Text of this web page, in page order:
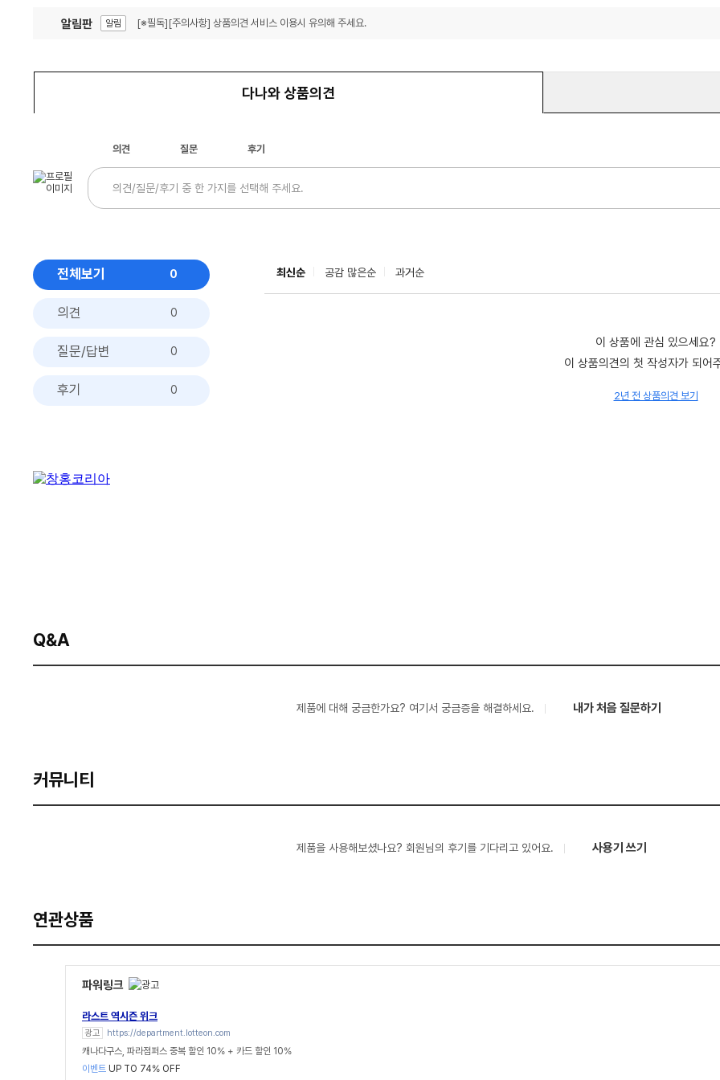
알림판 알림 [※필독][주의사항] 상품의견 서비스 이용시 유의해 주세요.
다나와 상품의견
의견 질문 후기
전체보기 0
의견 0
질문/답변 0
후기 0
최신순 공감 많은순 과거순
이 상품에 관심 있으세요?
이 상품의견의 첫 작성자가 되어
2년 전 상품의견 보기
Q&A
제품에 대해 궁금한가요? 여기서 궁금증을 해결하세요. 내가 처음 질문하기
커뮤니티
제품을 사용해보셨나요? 회원님의 후기를 기다리고 있어요. 사용기 쓰기
연관상품
파워링크
라스트 역시즌 위크
광고 https://department.lotteon.com
캐나다구스, 파라점퍼스 중복 할인 10% + 카드 할인 10%
이벤트 UP TO 74% OFF